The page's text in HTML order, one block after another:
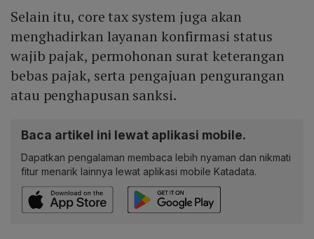
Selain itu, core tax system juga akan
menghadirkan layanan konfirmasi status
wajib pajak, permohonan surat keterangan
bebas pajak, serta pengajuan pengurangan
atau penghapusan sanksi.
Baca artikel ini lewat aplikasi mobile.
Dapatkan pengalaman membaca lebih nyaman dan nikmati
fitur menarik lainnya lewat aplikasi mobile Katadata.